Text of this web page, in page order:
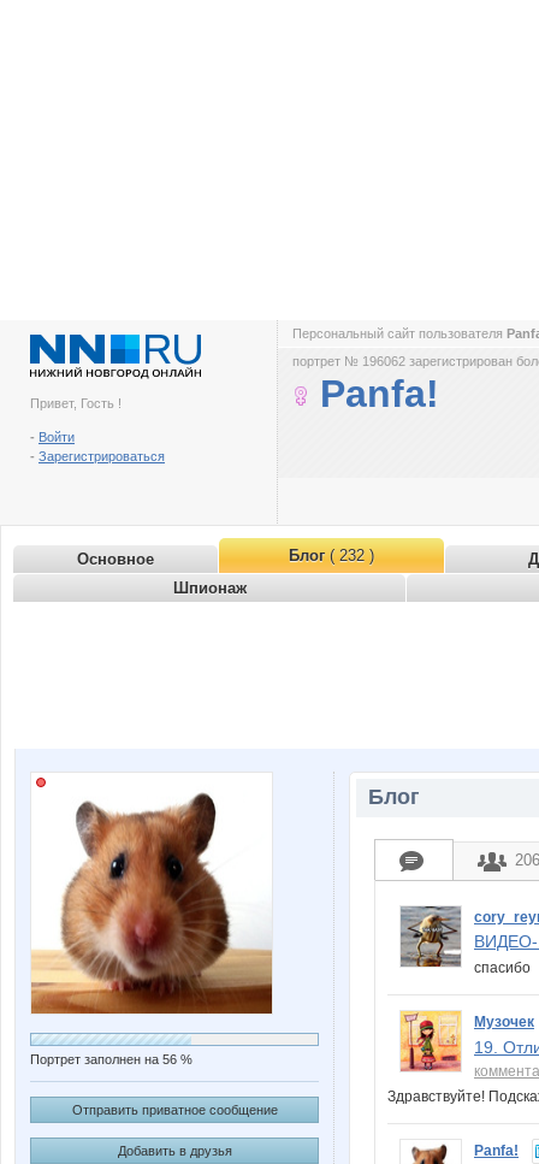
Привет, Гость !
- Войти
- Зарегистрироваться
Персональный сайт пользователя
портрет № 196062 зарегистрирован
Panfa!
Основное Блог( 232 )
Шпионаж
Портрет заполнен на 56 %
Отправить приватное сообщение
Добавить в друзья
Блог
Музочек
19.
Здравствуйте!
Panfa!